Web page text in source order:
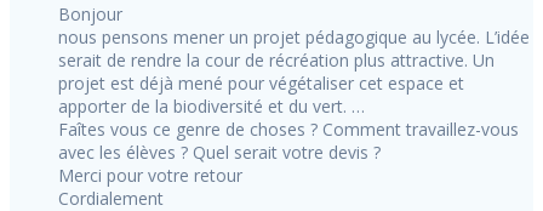
Bonjour
nous pensons mener un projet pédagogique au lycée. L’idée
serait de rendre la cour de récréation plus attractive. Un
projet est déjà mené pour végétaliser cet espace et
apporter de la biodiversité et du vert. …
Faîtes vous ce genre de choses ? Comment travaillez-vous
avec les élèves ? Quel serait votre devis ?
Merci pour votre retour
Cordialement